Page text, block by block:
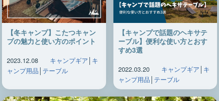
【冬キャンプ】こたつキャン
プの魅力と使い方のポイント
2023.12.08 キャンプギア │ キ
ャンプ用品 │ テーブル
【キャンプで話題のヘキサテ
ーブル】便利な使い方とおす
すめ3選
2022.03.20 キャンプギア │ キ
ャンプ用品 │ テーブル